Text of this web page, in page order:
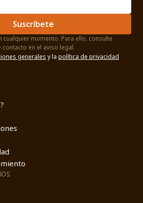
Suscríbete
cualquier momento. Para ello, consulte
en el aviso legal.
generales y la política de privacidad